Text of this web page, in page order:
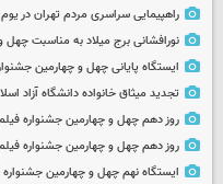
راهپیمایی سراسری مردم تهران در یوم‌الله ۲۲
نورافشانی برج میلاد به مناسبت
ایستگاه پایانی چهل و چهارمین
تجدید میثاق خانواده دانشگاه آزاد
روز دهم چهل و چهارمین جشنواره
روز دهم چهل و چهارمین جشنواره
ایستگاه نهم چهل و چهارمین